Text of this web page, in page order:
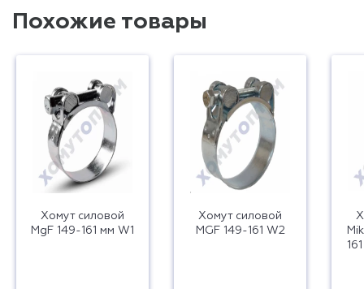
Похожие товары
Хомут силовой
MgF 149-161 мм W1
Хомут силовой
MGF 149-161 W2